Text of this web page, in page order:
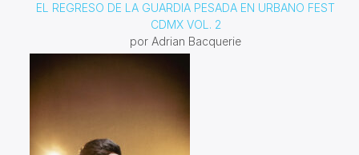
EL REGRESO DE LA GUARDIA PESADA EN URBANO FEST
CDMX VOL. 2
por Adrian Bacquerie